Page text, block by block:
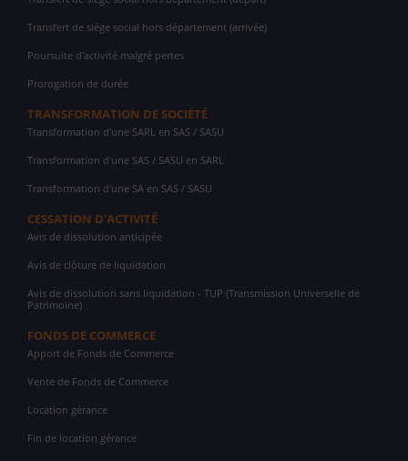
Transfert de siège social hors département (arrivée)
Poursuite d'activité malgré pertes
Prorogation de durée
TRANSFORMATION DE SOCIÉTÉ
Transformation d'une SARL en SAS / SASU
Transformation d'une SAS / SASU en SARL
Transformation d'une SA en SAS / SASU
CESSATION D'ACTIVITÉ
Avis de dissolution anticipée
Avis de clôture de liquidation
Avis de dissolution sans liquidation - TUP (Transmission Universelle de
Patrimoine)
FONDS DE COMMERCE
Apport de Fonds de Commerce
Vente de Fonds de Commerce
Location gérance
Fin de location gérance